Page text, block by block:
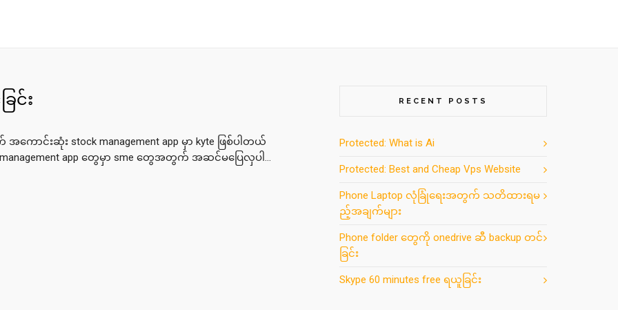
င်း
ကောင်းဆုံး stock management app မှာ kyte ဖြစ်ပါတယ်
management app တွေမှာ sme တွေအတွက် အဆင်မပြေလှပါ...
RECENT POSTS
Protected: What is Ai
Protected: Best and Cheap Vps Website
Phone Laptop လုံခြုံရေးအတွက် သတိထားရမ
ည့်အချက်များ
Phone folder တွေကို onedrive ဆီ backup တင်
ခြင်း
Skype 60 minutes free ရယူခြင်း